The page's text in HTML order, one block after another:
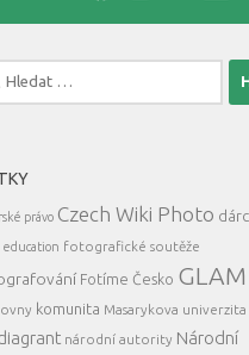
právo Czech Wiki Photo
education fotografické soutěže
Fotíme Česko GLAM
komunita Masarykova univerzita
národní autority Národní